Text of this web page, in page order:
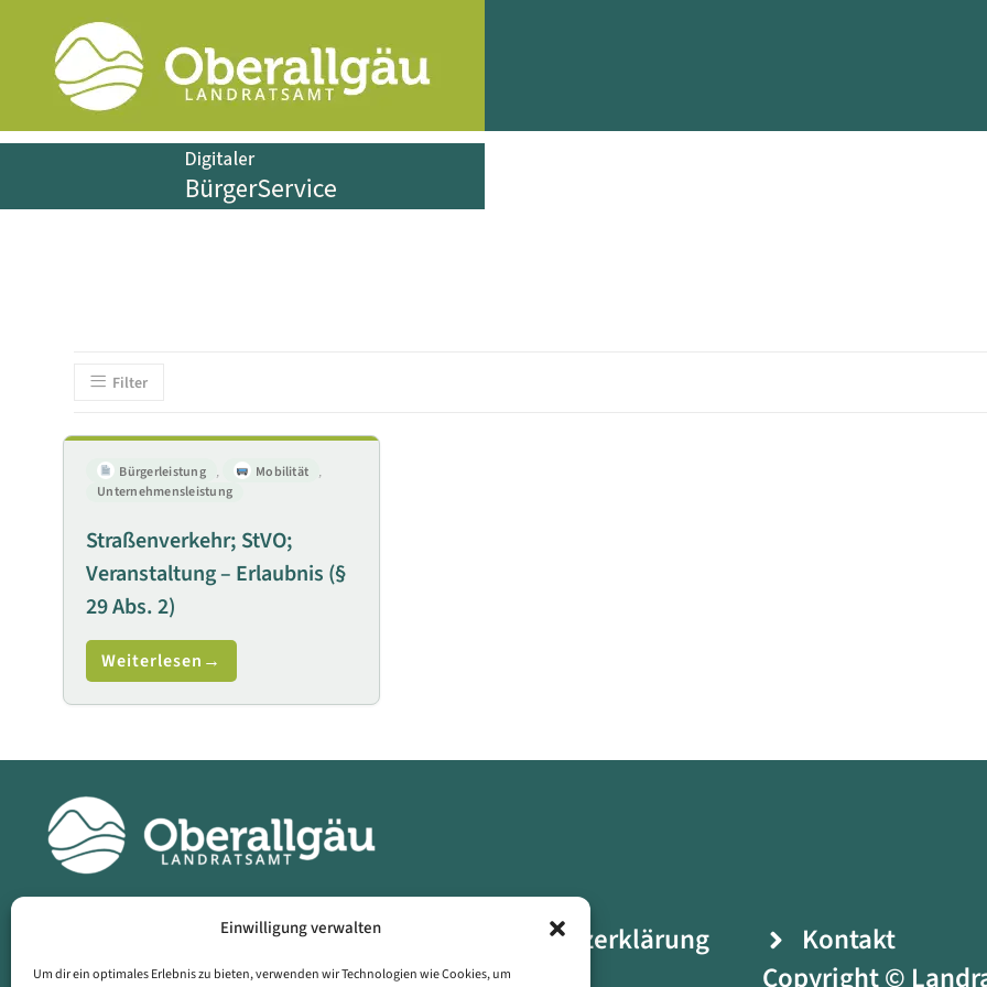
Einwilligung verwalten
Um dir ein optimales Erlebnis zu bieten, verwenden wir Technologien wie Cookies, um
Filter
Bürgerleistung , Mobilität
,
Unternehmensleistung
Straßenverkehr; StVO;
Veranstaltung – Erlaubnis (§
29 Abs. 2)
Weiterlesen
Oberallgäu
Datenschutzerklärung
Impressum
Kontakt
Copyright ©